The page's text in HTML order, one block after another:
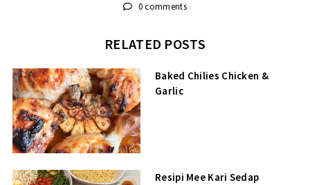
0 comments
RELATED POSTS
Baked Chilies Chicken &
Garlic
Resipi Mee Kari Sedap